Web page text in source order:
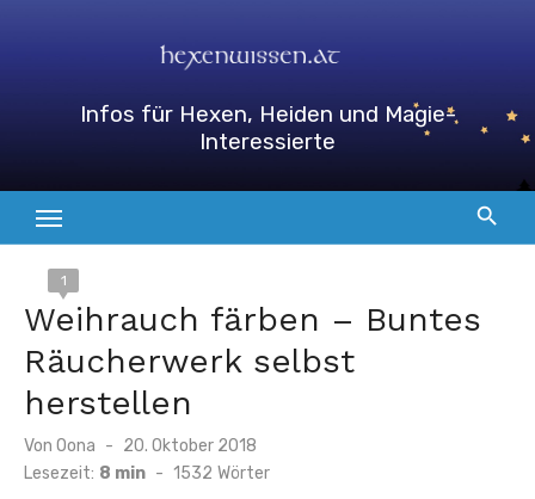
Infos für Hexen, Heiden und Magie-
Interessierte
1
Weihrauch färben – Buntes
Räucherwerk selbst
herstellen
Von Oona
Veröffentlicht
am
20. Oktober 2018
Lesezeit: 8 min - 1532 Wörter